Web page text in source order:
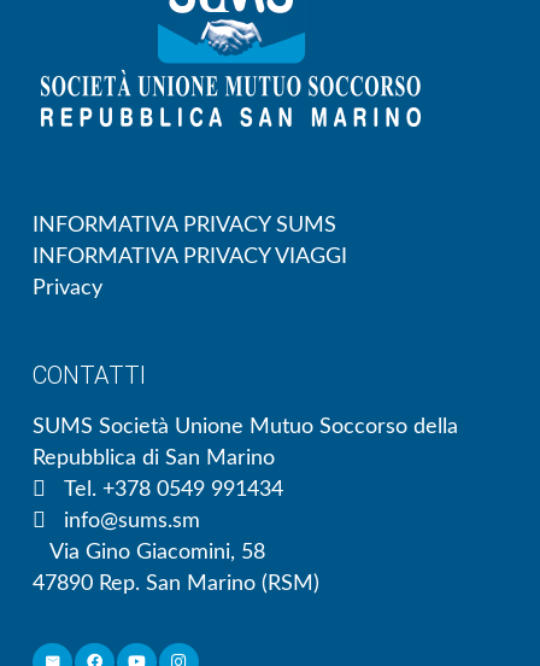
INFORMATIVA PRIVACY SUMS
INFORMATIVA PRIVACY VIAGGI
Privacy
CONTATTI
SUMS Società Unione Mutuo Soccorso della
Repubblica di San Marino
Tel. +378 0549 991434
info@sums.sm
Via Gino Giacomini, 58
47890 Rep. San Marino (RSM)